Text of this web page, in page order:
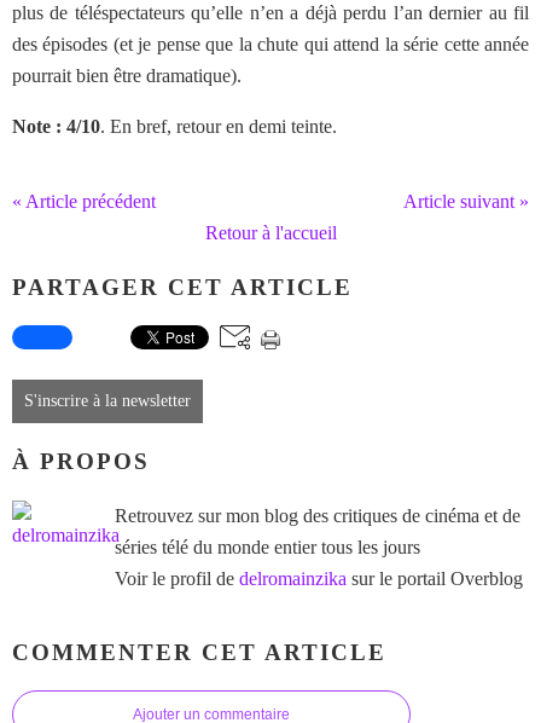
plus de téléspectateurs qu’elle n’en a déjà perdu l’an dernier au fil
des épisodes (et je pense que la chute qui attend la série cette année
pourrait bien être dramatique).
Note : 4/10. En bref, retour en demi teinte.
« Article précédent
Article suivant »
Retour à l'accueil
PARTAGER CET ARTICLE
S'inscrire à la newsletter
À PROPOS
Retrouvez sur mon blog des critiques de cinéma et de
séries télé du monde entier tous les jours
Voir le profil de delromainzika sur le portail Overblog
COMMENTER CET ARTICLE
Ajouter un commentaire